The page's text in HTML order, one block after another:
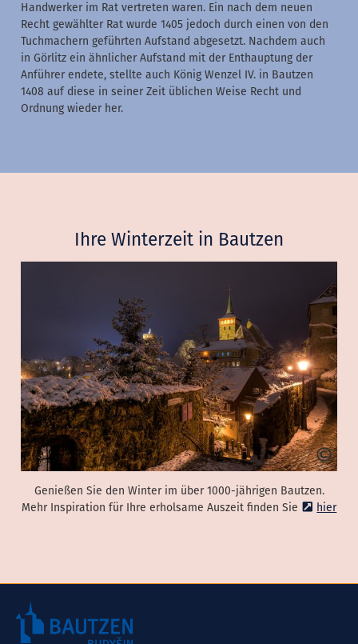
Handwerker im Rat vertreten waren. Ein nach dem neuen
Recht gewählter Rat wurde 1405 jedoch durch einen von den
Tuchmachern geführten Aufstand abgesetzt. Nachdem auch
in Görlitz ein ähnlicher Aufstand mit der Enthauptung der
Anführer endete, stellte auch König Wenzel IV. in Bautzen
1408 auf diese in seiner Zeit üblichen Weise Recht und
Ordnung wieder her.
Ihre Winterzeit in Bautzen
Genießen Sie den Winter im über 1000-jährigen Bautzen.
Mehr Inspiration für Ihre erholsame Auszeit finden Sie
hier